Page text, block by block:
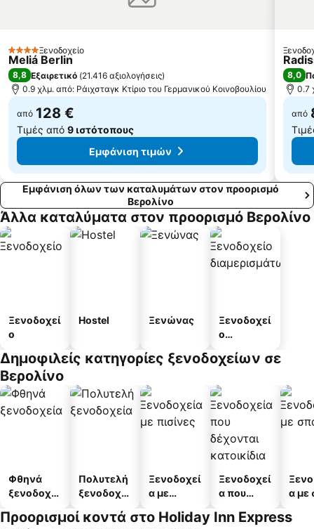
Charlottenburg-Wilmersdorf
4 ΑστέριαΞενοδοχείο
Meliá Berlin
8,8 Εξαιρετικό (21.416 αξιολογήσεις)
0.9 χλμ. από: Ράιχσταγκ Κτίριο του Γερμανικού Κοινοβουλίου
από 128 €
Τιμές από 9 ιστότοπους
Εμφάνιση τιμών
8,0
0.7
από
Εμφάνιση όλων των καταλυμάτων στον προορισμό
Βερολίνο
Άλλα καταλύματα στον προορισμό Βερολίνο
Ξενοδοχεί
ο
Hostel Ξενώνας
Ξενοδοχεί
ο
άτων
Δημοφιλείς κατηγορίες ξενοδοχείων σε
Βερολίνο
Φθηνά
ξενοδοχεί
Πολυτελή
ξενοδοχεί
Ξενοδοχεί
α με
Ξενοδοχεί
α που
κατοικίδι
α με
Προορισμοί κοντά στο Holiday Inn Express